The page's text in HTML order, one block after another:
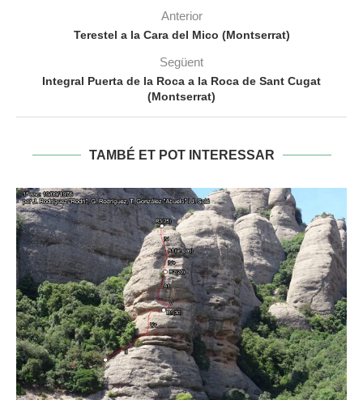
Anterior
Terestel a la Cara del Mico (Montserrat)
Següent
Integral Puerta de la Roca a la Roca de Sant Cugat
(Montserrat)
TAMBÉ ET POT INTERESSAR